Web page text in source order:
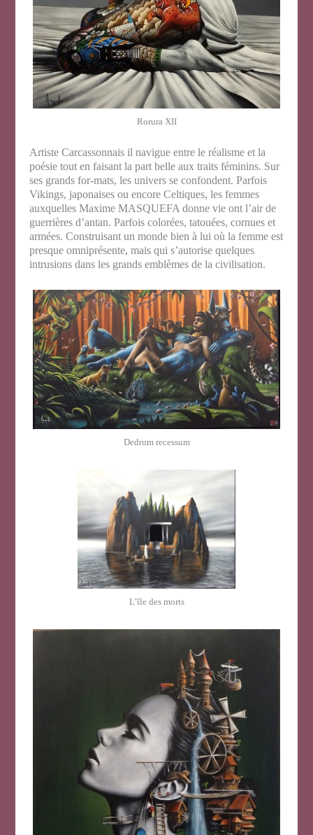
Rorura XII
Artiste Carcassonnais il navigue entre le réalisme et la
poésie tout en faisant la part belle aux traits féminins. Sur
ses grands for-mats, les univers se confondent. Parfois
Vikings, japonaises ou encore Celtiques, les femmes
auxquelles Maxime MASQUEFA donne vie ont l’air de
guerrières d’antan. Parfois colorées, tatouées, cornues et
armées. Construisant un monde bien à lui où la femme est
presque omniprésente, mais qui s’autorise quelques
intrusions dans les grands emblèmes de la civilisation.
Dedrum recessum
L’île des morts